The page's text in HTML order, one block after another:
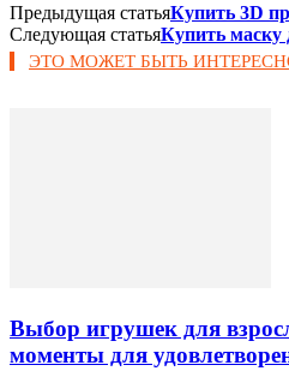
Предыдущая статьяКупить 3D
Следующая статьяКупить маску
ЭТО МОЖЕТ БЫТЬ
Выбор игрушек для
моменты для